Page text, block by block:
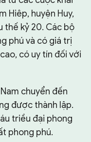
Hiêp, huyện Huy,
thế kỷ 20. Các bộ
phú và có giá trị
có uy tín đối với
Nam chuyển đến
được thành lập.
triều đại phong
phong phú.